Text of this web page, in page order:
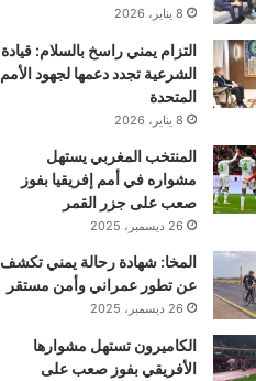
8 يناير، 2026
التزام يمني راسخ بالسلام: قيادة
الشرعية تجدد دعمها لجهود الأمم
المتحدة
8 يناير، 2026
المنتخب المغربي يستهل
مشواره في أمم إفريقيا بفوز
صعب على جزر القمر
26 ديسمبر، 2025
المخا: شهادة رحالة يمني تكشف
عن تطور عمراني وأمن مستقر
26 ديسمبر، 2025
الكاميرون تستهل مشوارها
الأفريقي بفوز صعب على